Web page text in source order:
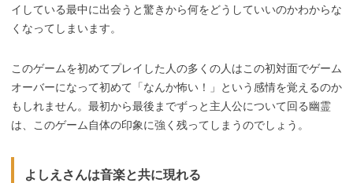
イしている最中に出会うと驚きから何をどうしていいのかわからな
くなってしまいます。
このゲームを初めてプレイした人の多くの人はこの初対面でゲーム
オーバーになって初めて「なんか怖い！」という感情を覚えるのか
もしれません。最初から最後までずっと主人公について回る幽霊
は、このゲーム自体の印象に強く残ってしまうのでしょう。
よしえさんは音楽と共に現れる